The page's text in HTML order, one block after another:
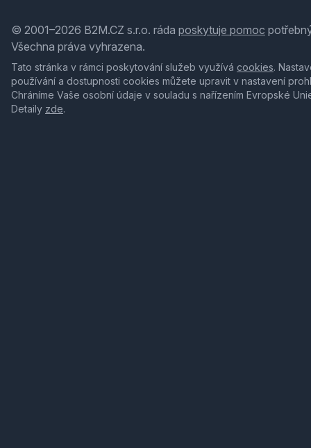
© 2001–2026 B2M.CZ s.r.o. ráda poskytuje pomoc
Všechna práva vyhrazena.
Tato stránka v rámci poskytování služeb využívá cookies.
používání a dostupnosti cookies můžete upravit v nastavení
Chráníme Vaše osobní údaje v souladu s nařízením Evropské
Detaily zde.